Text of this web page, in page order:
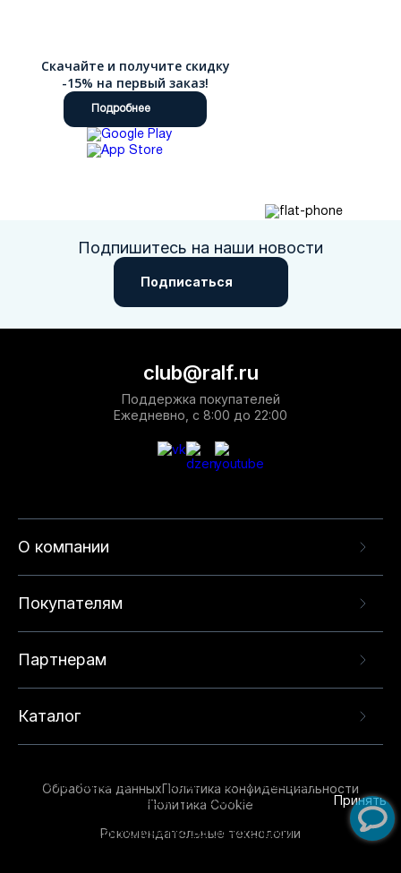
Скачайте и получите скидку
-15% на первый заказ!
Подробнее
Подпишитесь на наши новости
Подписаться
О компании
Покупателям
Партнерам
Каталог
club@ralf.ru
Поддержка покупателей
Ежедневно, с 8:00 до 22:00
Обработка данныхПолитика конфиденциальности
Политика Cookie
Рекомендательные технологии
опыта на нашем сайте. Продолжая использовать
данный сайт, вы соглашаетесь с использованием
технологий. Для получения дополнительной
Принять